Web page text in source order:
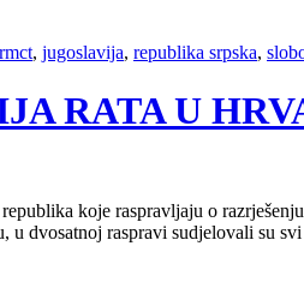
, jugoslavija, republika srpska,
RATA U
koje raspravljaju o
dvosatnoj raspravi sudjelovali su